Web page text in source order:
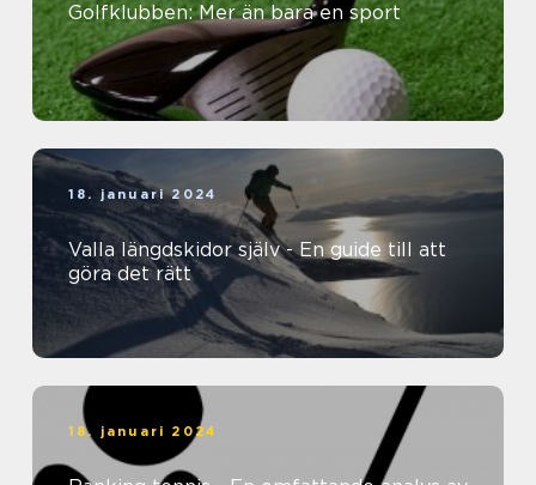
Golfklubben: Mer än bara en sport
18. januari 2024
Valla längdskidor själv - En guide till att
göra det rätt
18. januari 2024